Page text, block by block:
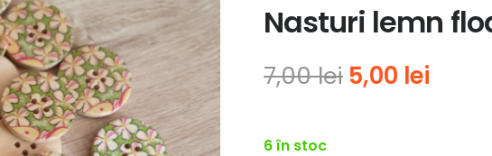
Nasturi lemn
7,00leiPrețul
5,00 lei
6 în stoc